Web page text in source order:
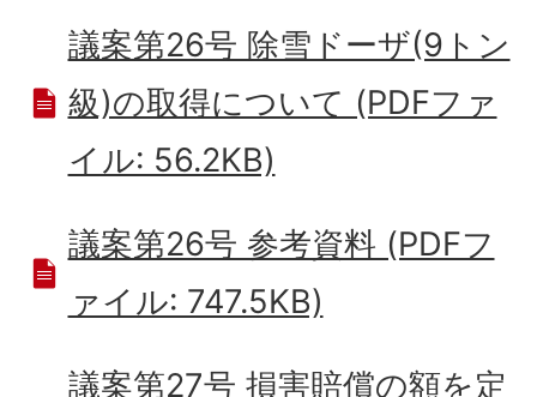
議案第26号 除雪ドーザ(9トン
級)の取得について (PDFファ
イル: 56.2KB)
議案第26号 参考資料 (PDFフ
ァイル: 747.5KB)
議案第27号 損害賠償の額を定